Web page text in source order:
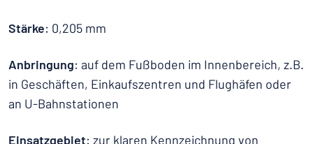
Stärke: 0,205 mm
Anbringung: auf dem Fußboden im Innenbereich, z.B.
in Geschäften, Einkaufszentren und Flughäfen oder
an U-Bahnstationen
Einsatzgebiet: zur klaren Kennzeichnung von